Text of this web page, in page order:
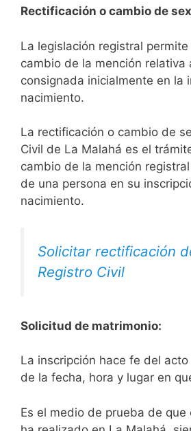
Rectificación o cambio de
La legislación registral
cambio de la mención relativa
consignada inicialmente en la
nacimiento.
La rectificación o cambio de
Civil de La Malahá es el
cambio de la mención
de una persona en su
nacimiento.
Solicitar rectificación
Registro Civil
Solicitud de matrimonio:
La inscripción hace fe del
de la fecha, hora y lugar en
Es el medio de prueba de que